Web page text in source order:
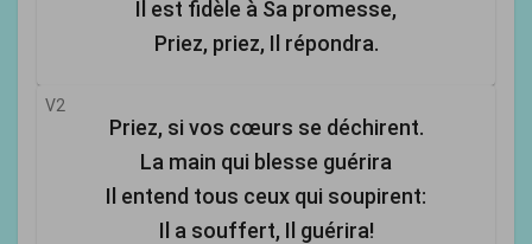
Il est fidèle à Sa promesse,
Priez, priez, Il répondra.
V2
Priez, si vos cœurs se déchirent.
La main qui blesse guérira
Il entend tous ceux qui soupirent:
Il a souffert, Il guérira!